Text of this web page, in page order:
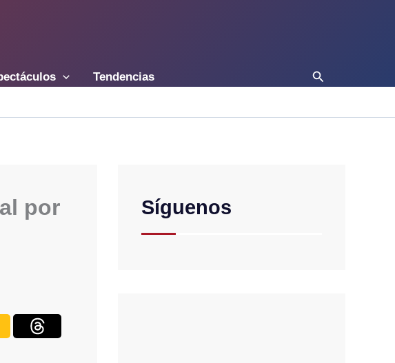
Tendencias Buscar
por
Síguenos